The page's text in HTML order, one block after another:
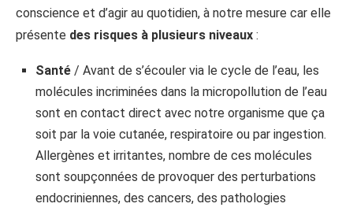
conscience et d’agir au quotidien, à notre mesure car elle
présente des risques à plusieurs niveaux :
Santé / Avant de s’écouler via le cycle de l’eau, les
molécules incriminées dans la micropollution de l’eau
sont en contact direct avec notre organisme que ça
soit par la voie cutanée, respiratoire ou par ingestion.
Allergènes et irritantes, nombre de ces molécules
sont soupçonnées de provoquer des perturbations
endocriniennes, des cancers, des pathologies